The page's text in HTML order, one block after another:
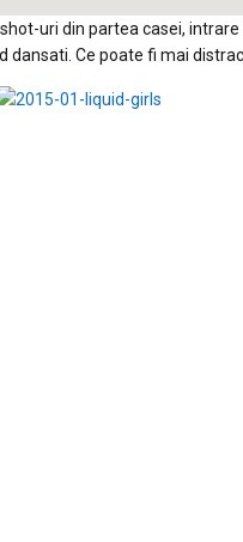
uri din partea casei,
Ce poate fi mai